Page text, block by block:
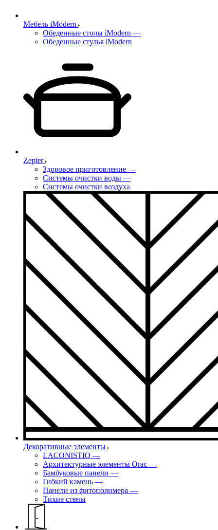
Мебель iModern
Обеденные столы iModern —
Обеденные стулья iModern
Zepter
Здоровое приготовление —
Системы очистки воды —
Системы очистки воздуха
Декоративные элементы
LACONISTIQ —
Архитектурные элементы Orac —
Бамбуковые панели —
Гибкий камень —
Панели из фитополимера —
Тихие стены